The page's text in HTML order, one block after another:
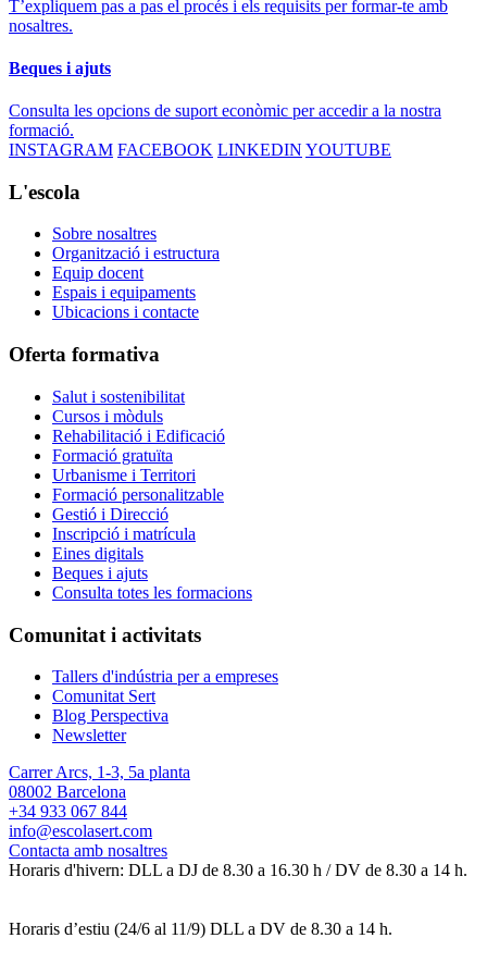
T’expliquem pas a pas el procés i els requisits per formar-te amb
nosaltres.
Beques i ajuts
Consulta les opcions de suport econòmic per accedir a la nostra
formació.
INSTAGRAM FACEBOOK LINKEDIN YOUTUBE
L'escola
Sobre nosaltres
Organització i estructura
Equip docent
Espais i equipaments
Ubicacions i contacte
Oferta formativa
Salut i sostenibilitat
Cursos i mòduls
Rehabilitació i Edificació
Formació gratuïta
Urbanisme i Territori
Formació personalitzable
Gestió i Direcció
Inscripció i matrícula
Eines digitals
Beques i ajuts
Consulta totes les formacions
Comunitat i activitats
Tallers d'indústria per a empreses
Comunitat Sert
Blog Perspectiva
Newsletter
Carrer Arcs, 1-3, 5a planta
08002 Barcelona
+34 933 067 844
info@escolasert.com
Contacta amb nosaltres
Horaris d'hivern: DLL a DJ de 8.30 a 16.30 h / DV de 8.30 a 14 h.
Horaris d’estiu (24/6 al 11/9) DLL a DV de 8.30 a 14 h.